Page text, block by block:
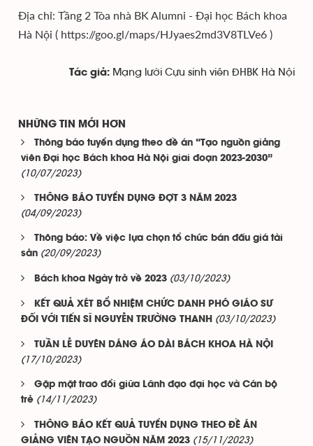
Địa chỉ: Tầng 2 Tòa nhà BK Alumni - Đại học Bách khoa
Hà Nội ( https://goo.gl/maps/HJyaes2md3V8TLVe6 )
Tác giả: Mạng lưới Cựu sinh viên ĐHBK Hà Nội
NHỮNG TIN MỚI HƠN
Thông báo tuyển dụng theo đề án “Tạo nguồn giảng
viên Đại học Bách khoa Hà Nội giai đoạn 2023-2030”
(10/07/2023)
THÔNG BÁO TUYỂN DỤNG ĐỢT 3 NĂM 2023
(04/09/2023)
Thông báo: Về việc lựa chọn tổ chức bán đấu giá tài
sản (20/09/2023)
Bách khoa Ngày trở về 2023 (03/10/2023)
KẾT QUẢ XÉT BỔ NHIỆM CHỨC DANH PHÓ GIÁO SƯ
ĐỐI VỚI TIẾN SĨ NGUYỄN TRƯỜNG THANH
(03/10/2023)
TUẦN LỄ DUYÊN DÁNG ÁO DÀI BÁCH KHOA HÀ NỘI
(17/10/2023)
Gặp mặt trao đổi giữa Lãnh đạo đại học và Cán bộ
trẻ (14/11/2023)
THÔNG BÁO KẾT QUẢ TUYỂN DỤNG THEO ĐỀ ÁN
GIẢNG VIÊN TẠO NGUỒN NĂM 2023 (15/11/2023)